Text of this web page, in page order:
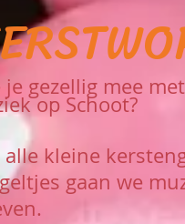
je gezellig mee
op Schoot?
alle kleine
gaan we